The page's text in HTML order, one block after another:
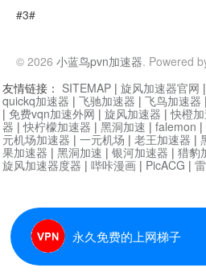
#3#
© 2026 小蓝鸟pvn加速器. Powered
永久免费的上网梯子
友情链接： SITEMAP | 旋风加速器官网 |
quickq加速器 | 飞驰加速器 | 飞鸟加速器 |
| 免费vqn加速外网 | 旋风加速器 |快橙
器 |快柠檬加速器 | 黑洞加速 | falemon |
元机场加速器 | 一元机场 | 老王加速器 |
果加速器 | 黑洞加速 | 银河加速器 | 猎豹
旋风加速器度器 | 哔咔漫画 | PicACG |